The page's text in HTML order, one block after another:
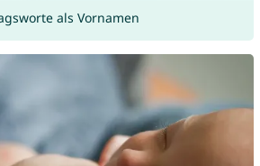
als Vornamen